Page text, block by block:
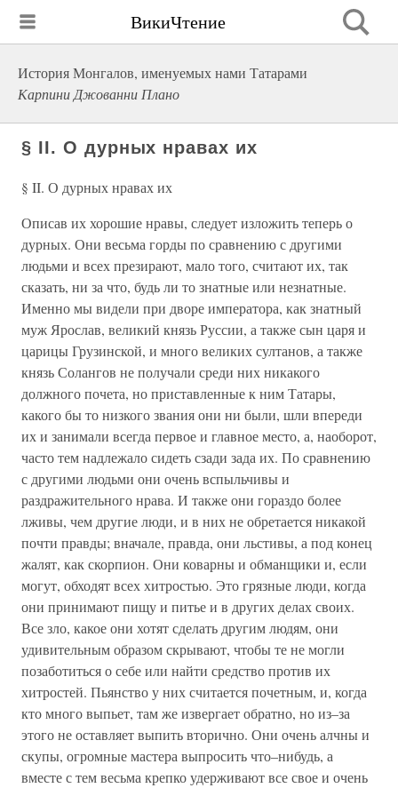
ВикиЧтение
История Монгалов, именуемых нами Татарами
Карпини Джованни Плано
§ II. О дурных нравах их
§ II. О дурных нравах их
Описав их хорошие нравы, следует изложить теперь о
дурных. Они весьма горды по сравнению с другими
людьми и всех презирают, мало того, считают их, так
сказать, ни за что, будь ли то знатные или незнатные.
Именно мы видели при дворе императора, как знатный
муж Ярослав, великий князь Руссии, а также сын царя и
царицы Грузинской, и много великих султанов, а также
князь Солангов не получали среди них никакого
должного почета, но приставленные к ним Татары,
какого бы то низкого звания они ни были, шли впереди
их и занимали всегда первое и главное место, а, наоборот,
часто тем надлежало сидеть сзади зада их. По сравнению
с другими людьми они очень вспыльчивы и
раздражительного нрава. И также они гораздо более
лживы, чем другие люди, и в них не обретается никакой
почти правды; вначале, правда, они льстивы, а под конец
жалят, как скорпион. Они коварны и обманщики и, если
могут, обходят всех хитростью. Это грязные люди, когда
они принимают пищу и питье и в других делах своих.
Все зло, какое они хотят сделать другим людям, они
удивительным образом скрывают, чтобы те не могли
позаботиться о себе или найти средство против их
хитростей. Пьянство у них считается почетным, и, когда
кто много выпьет, там же извергает обратно, но из–за
этого не оставляет выпить вторично. Они очень алчны и
скупы, огромные мастера выпросить что–нибудь, а
вместе с тем весьма крепко удерживают все свое и очень